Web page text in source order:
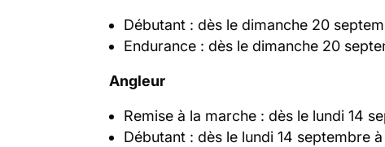
Débutant : dès le dimanche 20
Endurance : dès le dimanche 20
Angleur
Remise à la marche : dès le lundi 14
Débutant : dès le lundi 14 septembre à